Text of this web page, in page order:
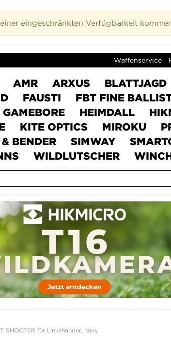
eingeschränkten Verfügbarkeit
Waffenservice
AMR ARXUS BLATTJAGD
FAUSTI FBT FINE
GAMEBORE HEIMDALL
KITE OPTICS MIROKU
BENDER SIMWAY
WILDLUTSCHER
SHOOTER für Linkshänder, navy